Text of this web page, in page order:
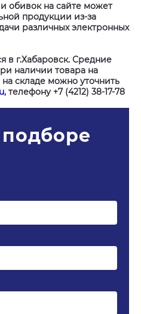
обивок на сайте может
продукции из-за
различных электронных
в г.Хабаровск. Средние
наличии товара на
складе можно уточнить
, телефону +7 (4212) 38-17-78